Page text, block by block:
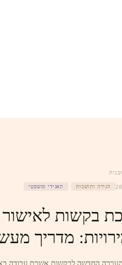
הגירה ותושבות תאגידי ומשפטי
מדריך